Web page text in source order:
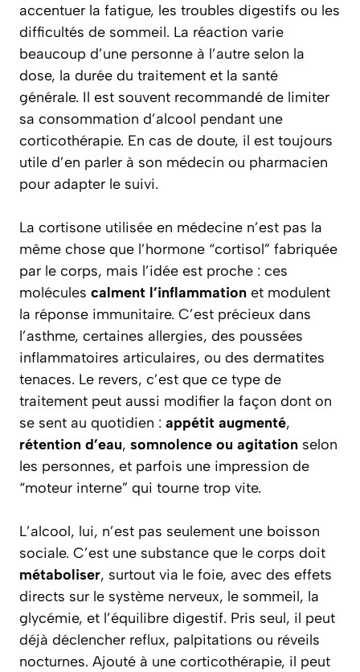
accentuer la fatigue, les troubles digestifs ou les
difficultés de sommeil. La réaction varie
beaucoup d’une personne à l’autre selon la
dose, la durée du traitement et la santé
générale. Il est souvent recommandé de limiter
sa consommation d’alcool pendant une
corticothérapie. En cas de doute, il est toujours
utile d’en parler à son médecin ou pharmacien
pour adapter le suivi.
La cortisone utilisée en médecine n’est pas la
même chose que l’hormone “cortisol” fabriquée
par le corps, mais l’idée est proche : ces
molécules calment l’inflammation et modulent
la réponse immunitaire. C’est précieux dans
l’asthme, certaines allergies, des poussées
inflammatoires articulaires, ou des dermatites
tenaces. Le revers, c’est que ce type de
traitement peut aussi modifier la façon dont on
se sent au quotidien : appétit augmenté,
rétention d’eau, somnolence ou agitation selon
les personnes, et parfois une impression de
“moteur interne” qui tourne trop vite.
L’alcool, lui, n’est pas seulement une boisson
sociale. C’est une substance que le corps doit
métaboliser, surtout via le foie, avec des effets
directs sur le système nerveux, le sommeil, la
glycémie, et l’équilibre digestif. Pris seul, il peut
déjà déclencher reflux, palpitations ou réveils
nocturnes. Ajouté à une corticothérapie, il peut